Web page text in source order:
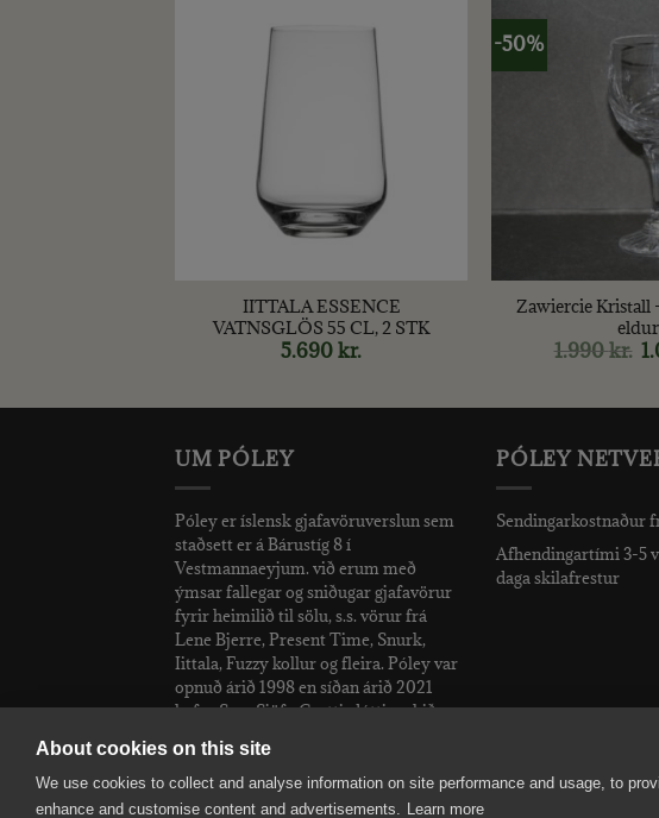
IITTALA ESSENCE
VATNSGLÖS 55 CL, 2 STK
5.690kr.
-50%
Zawiercie Kristall
eldur
1.990kr.
UM PÓLEY
Póley er íslensk gjafavöruverslun sem
staðsett er á Bárustíg 8 í
Vestmannaeyjum. við erum með
ýmsar fallegar og sniðugar gjafavörur
fyrir heimilið til sölu, s.s. vörur frá
Lene Bjerre, Present Time, Snurk,
Iittala, Fuzzy kollur og fleira. Póley var
opnuð árið 1998 en síðan árið 2021
hefur Sara Sjöfn Grettisdóttir rekið
PÓLEY
Sendingarkostnaður
Afhendingartími 3-5
daga skilafrestur
About cookies on this site
We use cookies to collect and analyse information on site performance and usage, to
enhance and customise content and advertisements. Learn more